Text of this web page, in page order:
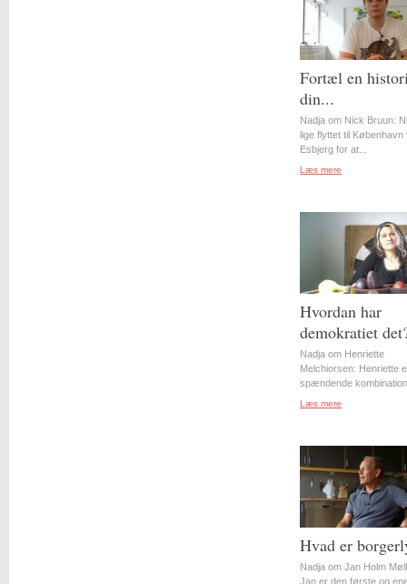
Fortæl en
din...
Nadja om Nick Bruun:
lige flyttet til København
Esbjerg for at...
Læs mere
Hvordan har
demokratiet
Nadja om Henriette
Melchiorsen: Henriette
spændende
Læs mere
Hvad er
Nadja om Jan Holm
Jan er den første og